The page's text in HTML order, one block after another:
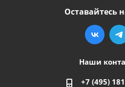
Оставайтесь
Наши
+7 (495)